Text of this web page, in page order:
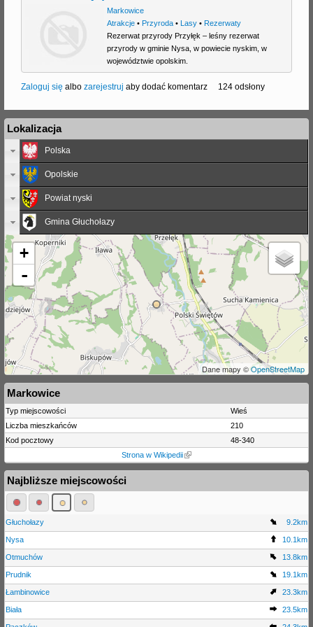
Markowice
Atrakcje• Przyroda• Lasy• Rezerwaty
Rezerwat przyrody Przyłęk – leśny rezerwat
przyrody w gminie Nysa, w powiecie nyskim, w
województwie opolskim.
Zaloguj się albo zarejestruj aby dodać komentarz 124 odsłony
Lokalizacja
Polska
Opolskie
Powiat nyski
Gmina Głuchołazy
+
-
Dane mapy ©OpenStreetMap
Markowice
Typ miejscowości
Wieś
Liczba mieszkańców
210
Kod pocztowy
48-340
Strona w Wikipedii
Najbliższe miejscowości
Głuchołazy 9.2km
Nysa 10.1km
Otmuchów 13.8km
Prudnik 19.1km
Łambinowice 23.3km
Biała 23.5km